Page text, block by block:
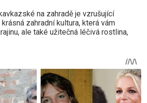
na zahradě je vzrušující
zahradní kultura, která vám
ale také užitečná léčivá rostlina,